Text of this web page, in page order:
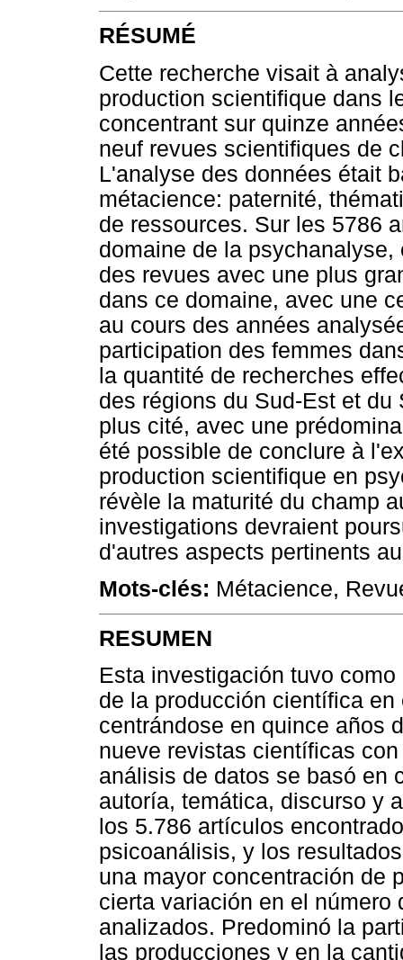
RÉSUMÉ
Cette recherche visait à
production scientifique dans
concentrant sur quinze
neuf revues scientifiques de
L'analyse des données était
métacience: paternité,
de ressources. Sur les 5786
domaine de la
des revues avec une plus
dans ce domaine, avec une
au cours des années
participation des femmes
la quantité de recherches
des régions du Sud-Est et
plus cité, avec une
été possible de conclure à
production scientifique en
révèle la maturité du champ
investigations devraient
d'autres aspects pertinents
Mots-clés: Métacience,
RESUMEN
Esta investigación tuvo
de la producción científica
centrándose en quince años
nueve revistas científicas
análisis de datos se basó en
autoría, temática, discurso y
los 5.786 artículos
psicoanálisis, y los
una mayor concentración de
cierta variación en el
analizados. Predominó la
las producciones y en la